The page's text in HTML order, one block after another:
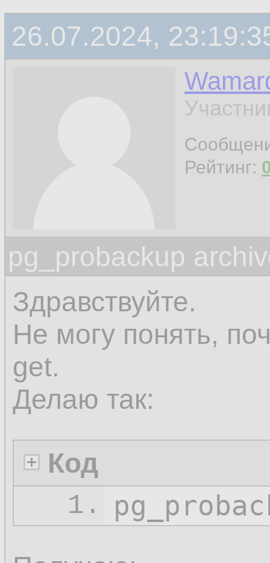
26.07.2024,
Рейтинг:
pg_probackup
Здравствуйте.
Не могу понять,
get.
Делаю так:
Код
1.